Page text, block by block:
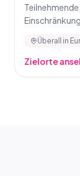
Überall in
Zielorte